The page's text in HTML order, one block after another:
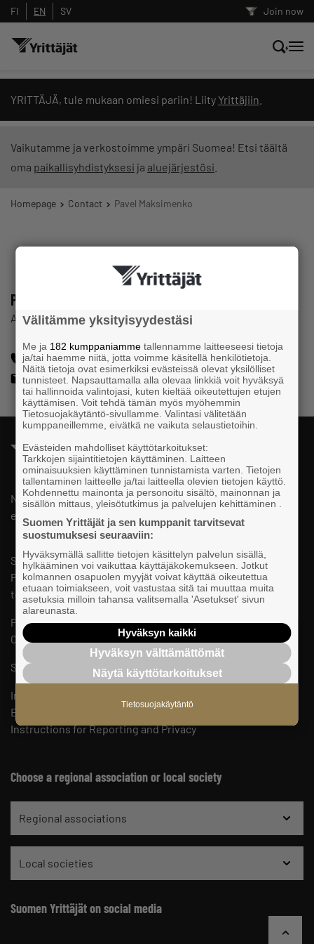
Join now
FI EN SV
YRITTÄJÄ, tule mukaan omiesi pariin! Liity Yrittäjiin
Vaikutamme ja verkostoimme ympäri Suomea! Etsi täältä
oma paikallisyhdistyksesi ja aluejärjestösi
Homepage Contact Pavel Maksimenko
Pavel Maksimenko
Adeptus Oy
+358 40 6482903
pavel.maksimenko@adeptus.fi
National, regional and local advocacy for small and medium
entrepreneurs.
Suomen Yrittäjät
PL 999, 00101 HELSINKI
telephone 09 229 221
Privacy Statements and Cookie Policies
Cookie Preferences
Staff Contact Details
Internal Reporting Channel of the Federation of Finnish
Enterprises
Instructions for Reporting and Privacy
Choose a regional association or local society
Regional associations
Local societies
Suomen Yrittäjät on social media
Välitämme yksityisyydestäsi
Me ja 182 kumppaniamme tallennamme laitteeseesi tietoja
ja/tai haemme niitä, jotta voimme käsitellä henkilötietoja.
Näitä tietoja ovat esimerkiksi evästeissä olevat yksilölliset
tunnisteet. Napsauttamalla alla olevaa linkkiä voit hyväksyä
tai hallinnoida valintojasi, kuten kieltää oikeutettujen etujen
käyttämisen. Voit tehdä tämän myös myöhemmin
Tietosuojakäytäntö-sivullamme. Valintasi välitetään
kumppaneillemme, eivätkä ne vaikuta selaustietoihin.
Evästeiden mahdolliset käyttötarkoitukset:
Tarkkojen sijaintitietojen käyttäminen. Laitteen
ominaisuuksien käyttäminen tunnistamista varten. Tietojen
tallentaminen laitteelle ja/tai laitteella olevien tietojen käyttö.
Kohdennettu mainonta ja personoitu sisältö, mainonnan ja
sisällön mittaus, yleisötutkimus ja palvelujen kehittäminen .
Suomen Yrittäjät ja sen kumppanit tarvitsevat
suostumuksesi seuraaviin:
Hyväksymällä sallitte tietojen käsittelyn palvelun sisällä,
hylkääminen voi vaikuttaa käyttäjäkokemukseen. Jotkut
kolmannen osapuolen myyjät voivat käyttää oikeutettua
etuaan toimiakseen, voit vastustaa sitä tai muuttaa muita
asetuksia milloin tahansa valitsemalla 'Asetukset' sivun
alareunasta.
Hyväksyn kaikki
Hyväksyn välttämättömät
Näytä käyttötarkoitukset
Tietosuojakäytäntö